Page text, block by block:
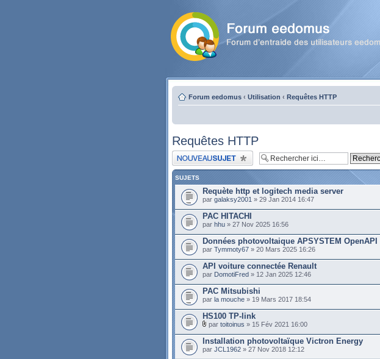
Forum eedomus ‹ Utilisation ‹ Requêtes HTTP
Requêtes HTTP
Publier un nouveau sujet
SUJETS
Requète http et logitech media server
par galaksy2001 » 29 Jan 2014 16:47
PAC HITACHI
par hhu » 27 Nov 2025 16:56
Données photovoltaique APSYSTEM OpenAPI
par Tymmoty67 » 20 Mars 2025 16:26
API voiture connectée Renault
par DomotiFred » 12 Jan 2025 12:46
PAC Mitsubishi
par la mouche » 19 Mars 2017 18:54
HS100 TP-link
par toitoinus » 15 Fév 2021 16:00
Installation photovoltaïque Victron Energy
par JCL1962 » 27 Nov 2018 12:12